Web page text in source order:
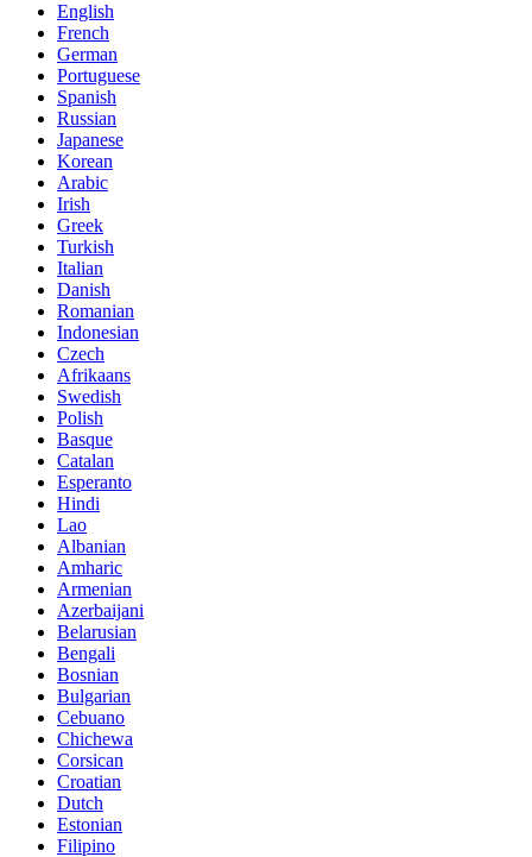
English
French
German
Portuguese
Spanish
Russian
Japanese
Korean
Arabic
Irish
Greek
Turkish
Italian
Danish
Romanian
Indonesian
Czech
Afrikaans
Swedish
Polish
Basque
Catalan
Esperanto
Hindi
Lao
Albanian
Amharic
Armenian
Azerbaijani
Belarusian
Bengali
Bosnian
Bulgarian
Cebuano
Chichewa
Corsican
Croatian
Dutch
Estonian
Filipino